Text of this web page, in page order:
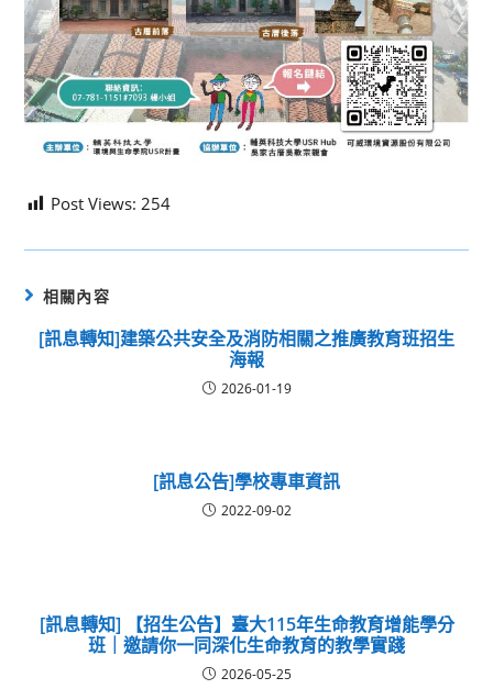
Post Views: 254
相關內容
[訊息轉知]建築公共安全及消防相關之推廣教育班招生
海報
2026-01-19
[訊息公告]學校專車資訊
2022-09-02
[訊息轉知] 【招生公告】臺大115年生命教育增能學分
班｜邀請你一同深化生命教育的教學實踐
2026-05-25